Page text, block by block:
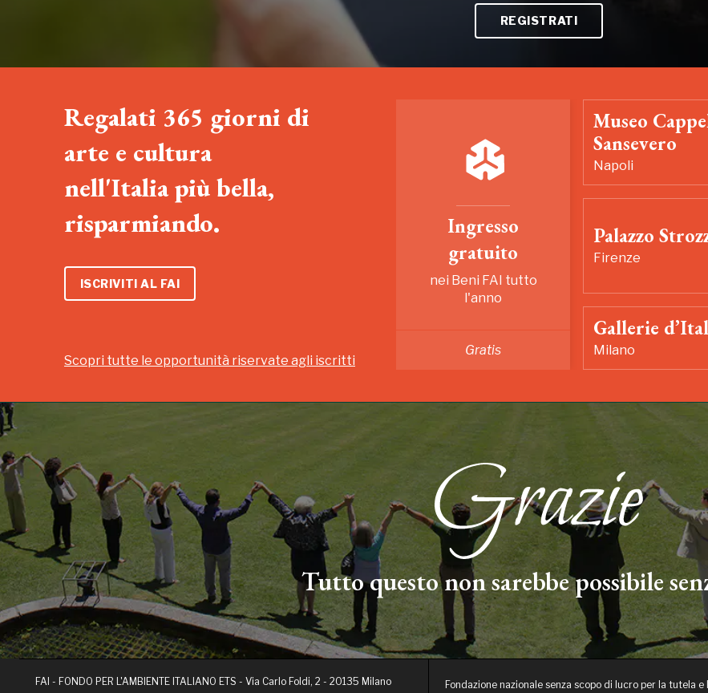
REGISTRATI
Regalati 365 giorni di
arte e cultura
nell'Italia più bella,
risparmiando.
ISCRIVITI AL FAI
Scopri tutte le opportunità riservate agli iscritti
Ingresso
gratuito
nei Beni FAI tutto
l'anno
Gratis
Museo
Sansevero
Napoli
Palazzo
Firenze
Gallerie
Milano
Tutto questo non sarebbe possibile
FAI - FONDO PER L'AMBIENTE ITALIANO ETS - Via Carlo Foldi, 2 - 20135 Milano
Fondazione nazionale senza scopo di lucro per la tutela e